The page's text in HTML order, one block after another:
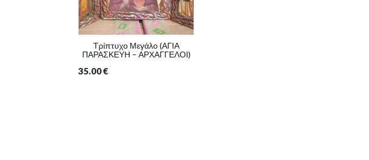
Τρίπτυχο Μεγάλο (ΑΓΙΑ
ΠΑΡΑΣΚΕΥΗ – ΑΡΧΑΓΓΕΛΟΙ)
35.00€